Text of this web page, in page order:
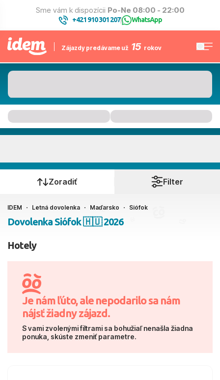
Sme vám k dispozícii Po-Ne 08:00 - 22:00
+421 910 301 207| WhatsApp
Zájazdy predávame už 15 rokov
Kedy cestujete?
Ako cestujete?
2 dospelí, 0 deti
Zoradiť Filter
IDEM Letná dovolenka Maďarsko Siófok
Dovolenka Siófok 🇭🇺 2026
Hotely
Je nám ľúto, ale nepodarilo sa nám
nájsť žiadny zájazd.
S vami zvolenými filtrami sa bohužiaľ nenašla žiadna
ponuka, skúste zmeniť parametre.